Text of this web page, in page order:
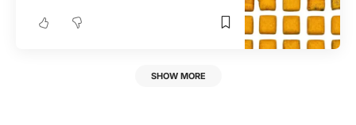
SHOW MORE